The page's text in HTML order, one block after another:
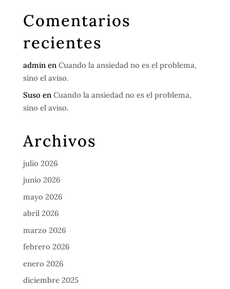
Comentarios
recientes
adminen Cuando la ansiedad no es el problema,
sino el aviso.
Suso en Cuando la ansiedad no es el problema,
sino el aviso.
Archivos
julio 2026
junio 2026
mayo 2026
abril 2026
marzo 2026
febrero 2026
enero 2026
diciembre 2025